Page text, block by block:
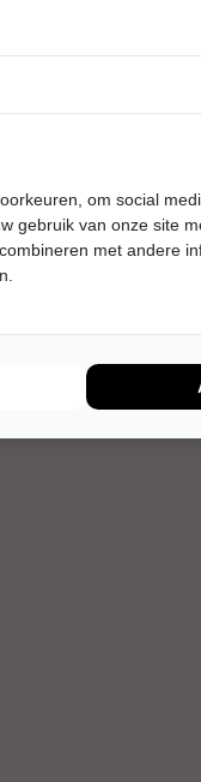
om social
gebruik van onze site
met andere